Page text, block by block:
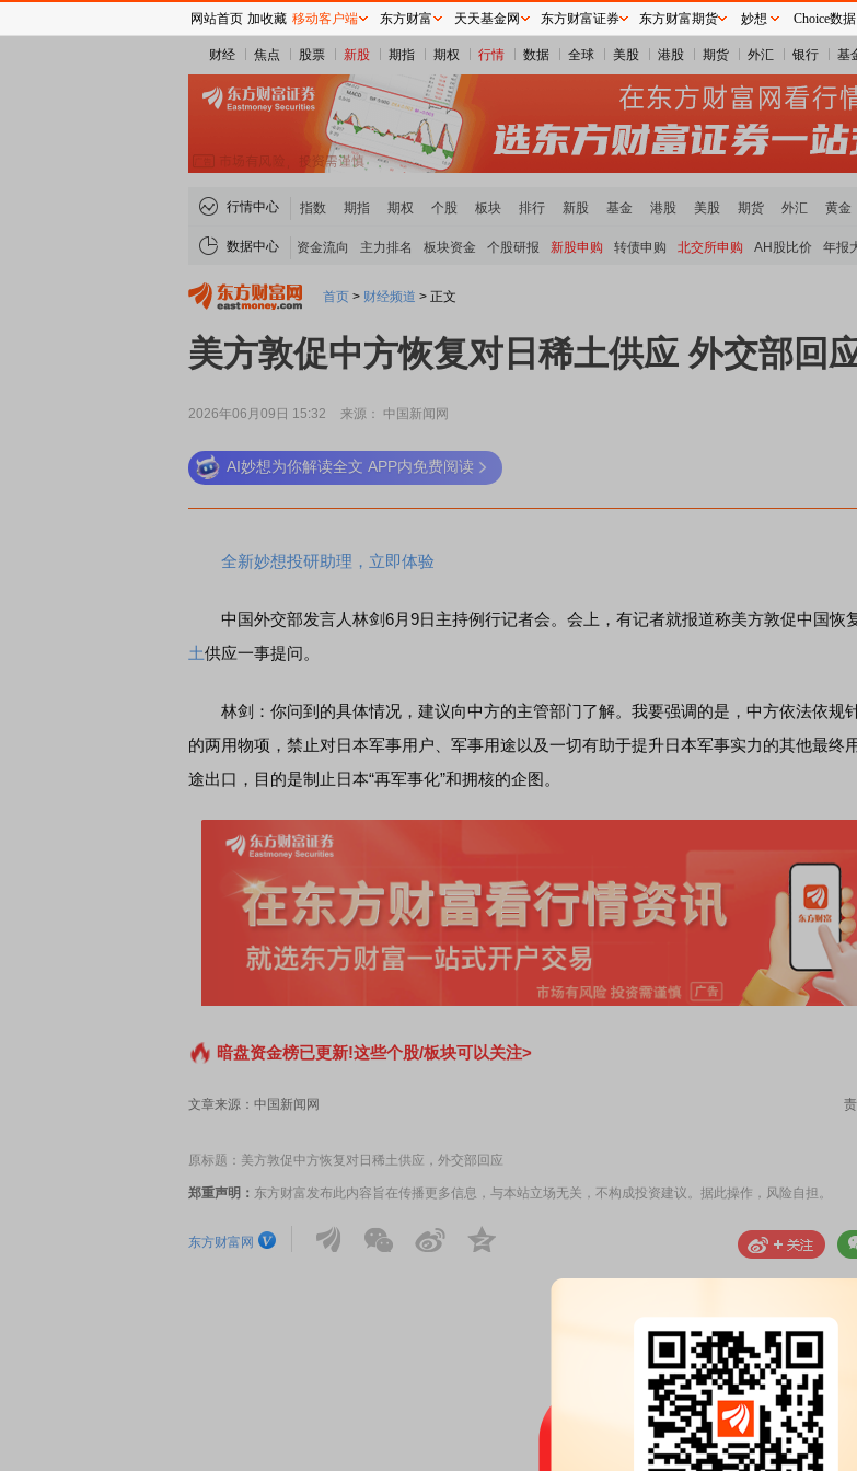
财经 焦点 股票 新股 期指 期权 行情 数据 全球 美股 港股 期货 外汇 银行 基
行情中心 指数 期指 期权 个股 板块 排行 新股 基金 港股 美股 期货 外汇 黄金
数据中心 资金流向 主力排名 板块资金 个股研报 新股申购 转债申购 北交所申购 AH股比价 年报
首页 > 财经频道 > 正文
美方敦促中方恢复对日稀土供应 外交部回
2026年06月09日 15:32 来源： 中国新闻网
AI妙想为你解读全文 APP内免费阅读
全新妙想投研助理，立即体验
中国外交部发言人林剑6月9日主持例行记者会。会上，有记者就报道称美方敦促中国恢
土供应一事提问。
林剑：你问到的具体情况，建议向中方的主管部门了解。我要强调的是，中方依法依规
的两用物项，禁止对日本军事用户、军事用途以及一切有助于提升日本军事实力的其他最终
途出口，目的是制止日本“再军事化”和拥核的企图。
暗盘资金榜已更新!这些个股/板块可以关注>
文章来源：中国新闻网
原标题：美方敦促中方恢复对日稀土供应，外交部回应
郑重声明： 东方财富发布此内容旨在传播更多信息，与本站立场无关，不构成投资建议。据此操作，风险自担。
东方财富网
稀土板块领涨
网站首页 加收藏 移动客户端 东方财富 天天基金网 东方财富证券 东方财富期货 妙想 Choice数据